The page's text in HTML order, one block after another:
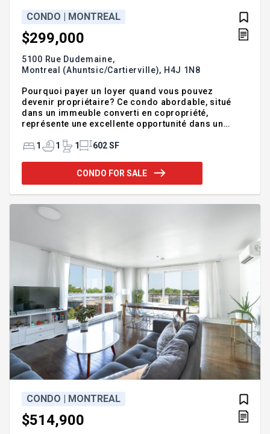
CONDO | MONTREAL
$299,000
5100 Rue Dudemaine,
Montreal (Ahuntsic/Cartierville), H4J 1N8
Pourquoi payer un loyer quand vous pouvez
devenir propriétaire? Ce condo abordable, situé
dans un immeuble converti en copropriété,
représente une excellente opportunité dans un
des autobus, des autoroutes 15 et 40 ainsi que de
l'hôpital. Véritablement unique sur le marché, cette
unité se démarque par ses 4 espaces de
stationnement -- une rareté -- et son grand espace
d'entretien, une occasion à ne pas manquer! Visite
1 1 1 602 SF
CONDO FOR SALE
CONDO | MONTREAL
$514,900